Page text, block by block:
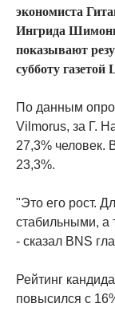
экономиста
Ингрида
показывают
субботу газетой
По данным
Vilmorus, за Г.
27,3% человек.
23,3%.
"Это его рост.
стабильными, а
- сказал BNS
Рейтинг
повысился с